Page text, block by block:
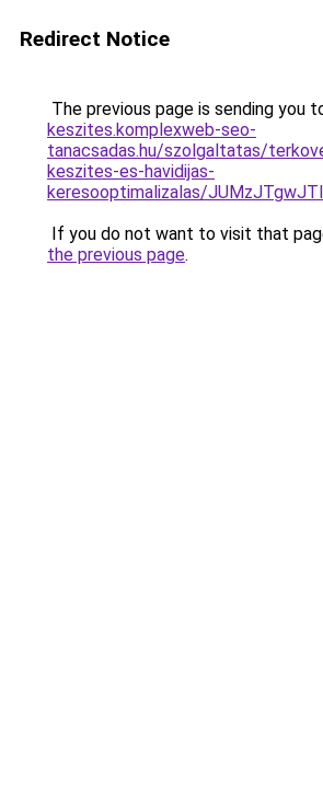
Redirect Notice
The previous page is sending you
keszites.komplexweb-seo-
tanacsadas.hu/szolgaltatas/
keszites-es-havidijas-
keresooptimalizalas/
If you do not want to visit that
the previous page.